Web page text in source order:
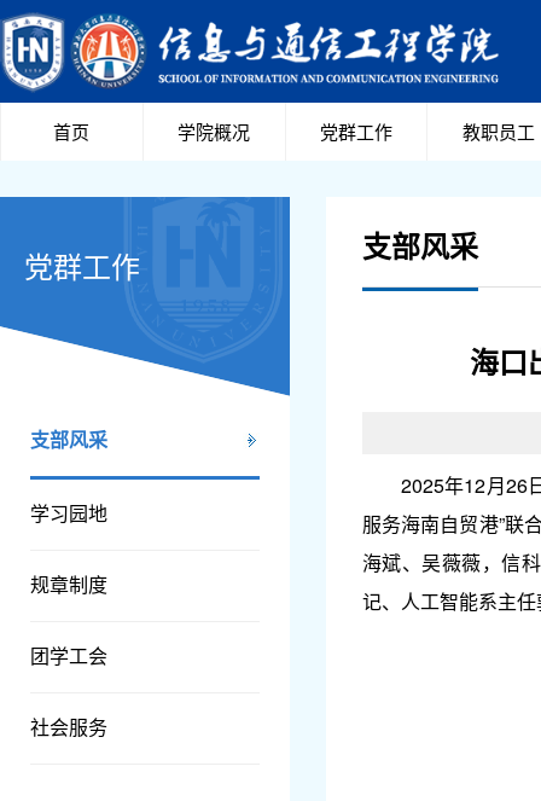
首页 学院概况 党群工作 教职员工
党群工作
支部风采
学习园地
规章制度
团学工会
社会服务
支部风采
海口
2025年12月26
服务海南自贸港”联
海斌、吴薇薇，信
记、人工智能系主